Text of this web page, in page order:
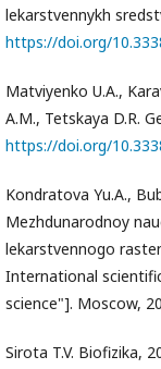
lekarstvennykh
https://doi.org/
Matviyenko U.A.,
A.M., Tetskaya D.R.
https://doi.org/
Kondratova Yu.A.,
Mezhdunarodnoy
lekarstvennogo
International
science"]. Moscow,
Sirota T.V. Biofizika,